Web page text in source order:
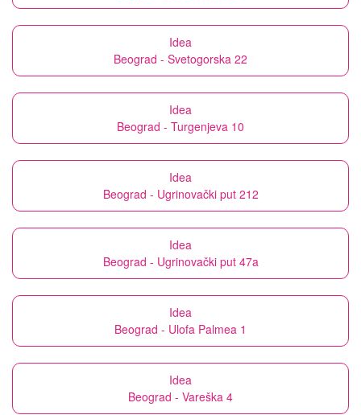
Idea
Beograd - Svetogorska 22
Idea
Beograd - Turgenjeva 10
Idea
Beograd - Ugrinovački put 212
Idea
Beograd - Ugrinovački put 47a
Idea
Beograd - Ulofa Palmea 1
Idea
Beograd - Vareška 4